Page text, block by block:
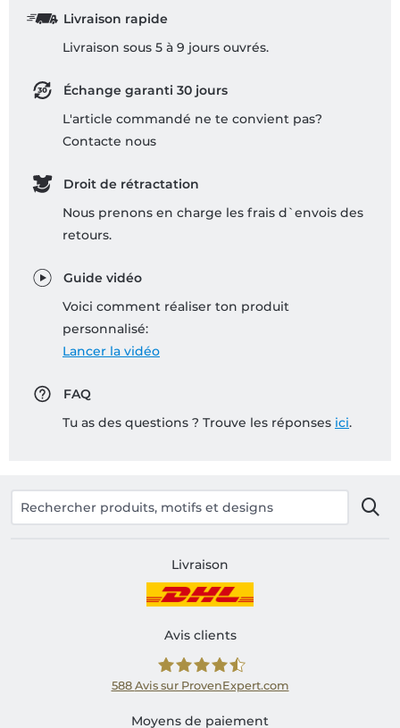
Livraison rapide
Livraison sous 5 à 9 jours ouvrés.
Échange garanti 30 jours
L'article commandé ne te convient pas?
Contacte nous
Droit de rétractation
Nous prenons en charge les frais d`envois des
retours.
Guide vidéo
Voici comment réaliser ton produit
personnalisé:
Lancer la vidéo
FAQ
Tu as des questions ? Trouve les réponses ici.
Livraison
Avis clients
Shirtinator FR
588 Avis sur ProvenExpert.com
Moyens de paiement